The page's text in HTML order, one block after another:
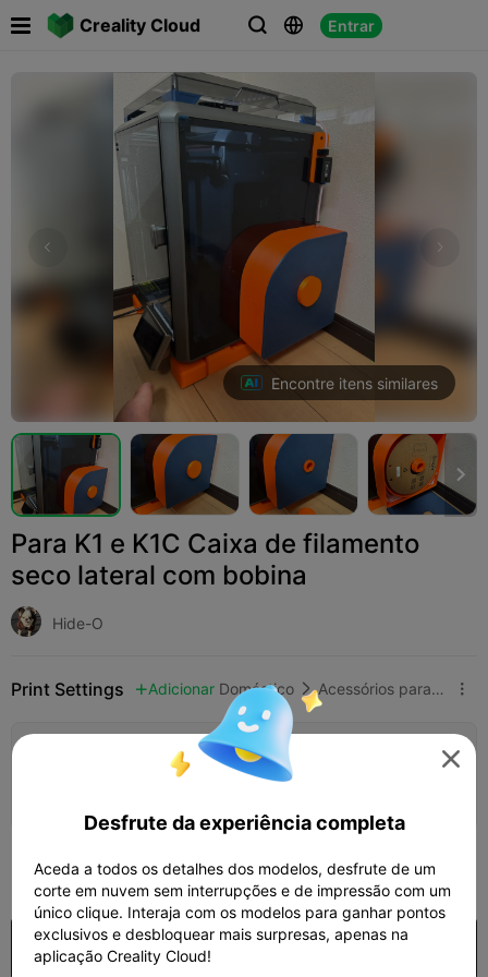
Creality Cloud   Entrar
Encontre itens similares

Para K1 e K1C Caixa de filamento
seco lateral com bobina
Hide-O
Print Settings  Adicionar Doméstico  Acessórios para Eletrodomésticos 
Adicionar configuração de impressão
50 
Comprar

Desfrute da experiência completa
Aceda a todos os detalhes dos modelos, desfrute de um
corte em nuvem sem interrupções e de impressão com um
único clique. Interaja com os modelos para ganhar pontos
exclusivos e desbloquear mais surpresas, apenas na
aplicação Creality Cloud!